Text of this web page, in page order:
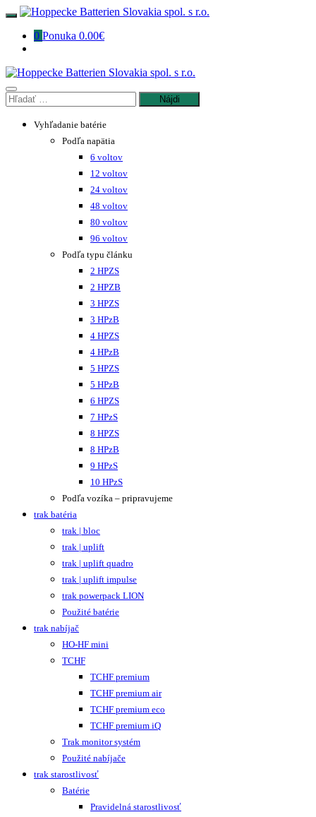
Preskočiť
obsah
0 Ponuka 0.00€
Hľadať:
Vyhľadanie batérie
Podľa napätia
6 voltov
12 voltov
24 voltov
48 voltov
80 voltov
96 voltov
Podľa typu článku
2 HPZS
2 HPZB
3 HPZS
3 HPzB
4 HPZS
4 HPzB
5 HPZS
5 HPzB
6 HPZS
7 HPzS
8 HPZS
8 HPzB
9 HPzS
10 HPzS
Podľa vozíka – pripravujeme
trak batéria
trak | bloc
trak | uplift
trak | uplift quadro
trak | uplift impulse
trak powerpack LION
Použité batérie
trak nabíjač
HO-HF mini
TCHF
TCHF premium
TCHF premium air
TCHF premium eco
TCHF premium iQ
Trak monitor systém
Použité nabíjače
trak starostlivosť
Batérie
Pravidelná starostlivosť